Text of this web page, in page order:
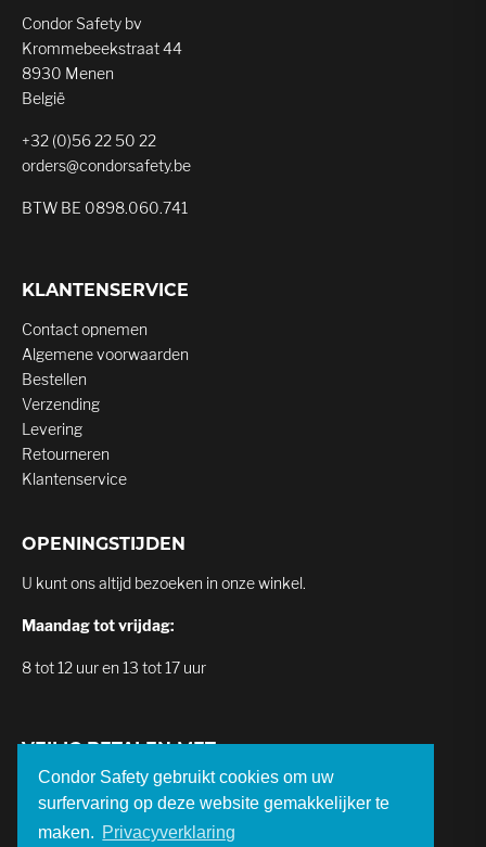
Condor Safety gebruikt cookies om uw
surfervaring op deze website gemakkelijker te
maken. Privacyverklaring
Condor Safety bv
Krommebeekstraat 44
8930 Menen
België
+32 (0)56 22 50 22
orders@condorsafety.be
BTW BE 0898.060.741
KLANTENSERVICE
Contact opnemen
Algemene voorwaarden
Bestellen
Verzending
Levering
Retourneren
Klantenservice
OPENINGSTIJDEN
U kunt ons altijd bezoeken in onze winkel.
Maandag tot vrijdag:
8 tot 12 uur en 13 tot 17 uur
VEILIG BETALEN MET